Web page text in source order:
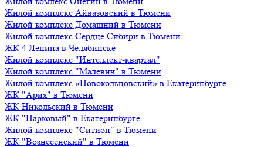
Жилой комплекс Айвазовский в Тюмени
Жилой комплекс Домашний в Тюмени
Жилой комплекс Сердце Сибири в Тюмени
ЖК 4 Ленина в Челябинске
Жилой комплекс "Интеллект-квартал"
Жилой комплекс "Малевич" в Тюмени
Жилой комплекс «Новокольцовский» в Екатеринбурге
ЖК "Ария" в Тюмени
ЖК Никольский в Тюмени
ЖК "Парковый" в Екатеринбурге
Жилой комплекс "Ситион" в Тюмени
ЖК "Вознесенский" в Тюмени